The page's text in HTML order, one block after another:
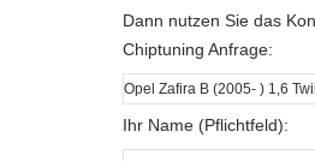
Dann nutzen Sie das
Chiptuning Anfrage:
Ihr Name (Pflichtfeld):